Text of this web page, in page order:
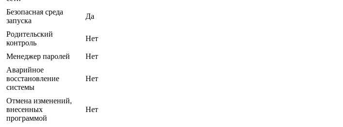
Безопасная среда
запуска
Да
Родительский
контроль
Нет
Менеджер паролей
Нет
Аварийное
восстановление
системы
Нет
Отмена изменений,
внесенных
программой
Нет